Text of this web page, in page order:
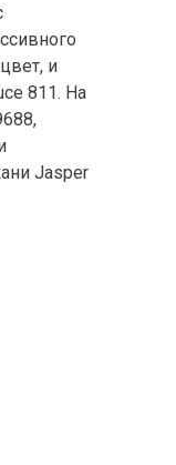
и
811. На
Jasper